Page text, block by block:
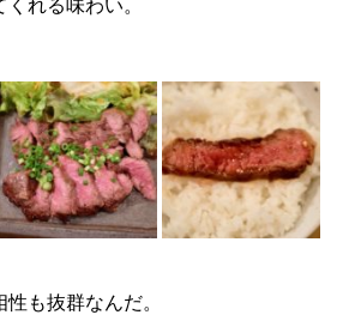
れる味わい。
も抜群なんだ。